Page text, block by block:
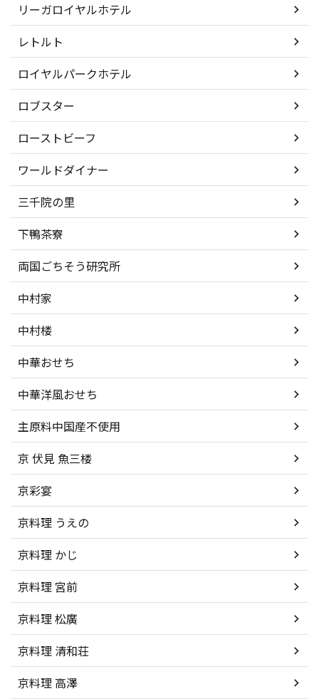
リーガロイヤルホテル
レトルト
ロイヤルパークホテル
ロブスター
ローストビーフ
ワールドダイナー
三千院の里
下鴨茶寮
両国ごちそう研究所
中村家
中村楼
中華おせち
中華洋風おせち
主原料中国産不使用
京 伏見 魚三楼
京彩宴
京料理 うえの
京料理 かじ
京料理 宮前
京料理 松廣
京料理 清和荘
京料理 高澤